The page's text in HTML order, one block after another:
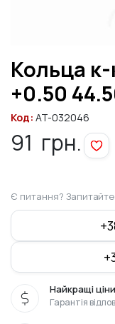
Кольца к-
+0.50
Код: AT-032046
91 грн.
Є питання? Запитайте
Найкращі ціни
Гарантія